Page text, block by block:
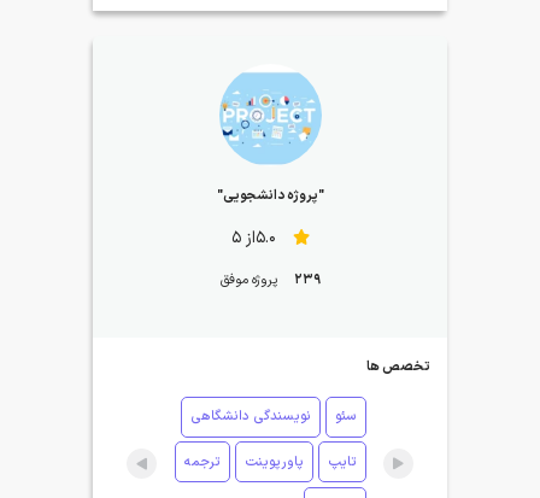
"پروژه دانشجویی"
5.0از 5
239 پروژه موفق
تخصص ها
سئو نویسندگی دانشگاهی
تایپ پاورپوینت ترجمه